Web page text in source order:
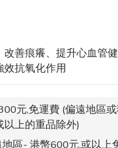
改善痕癢、提升心血管
效抗氧化作用
元,免運費 (偏遠地區
上的重品除外)
區- 港幣600元,或以上